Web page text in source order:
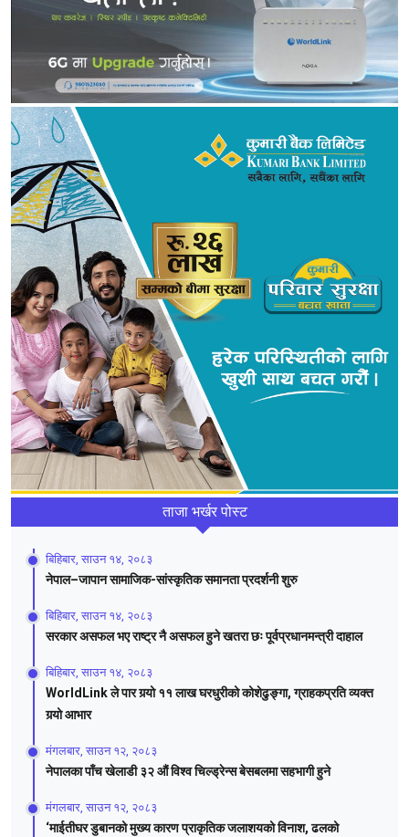
ताजा भर्खर पोस्ट
बिहिबार, साउन १४, २०८३
नेपाल–जापान सामाजिक-सांस्कृतिक समानता प्रदर्शनी शुरु
बिहिबार, साउन १४, २०८३
सरकार असफल भए राष्ट्र नै असफल हुने खतरा छः पूर्वप्रधानमन्त्री दाहाल
बिहिबार, साउन १४, २०८३
WorldLink ले पार गर्‍यो ११ लाख घरधुरीको कोशेढुङ्गा, ग्राहकप्रति व्यक्त
गर्‍यो आभार
मंगलबार, साउन १२, २०८३
नेपालका पाँच खेलाडी ३२ औं विश्व चिल्ड्रेन्स बेसबलमा सहभागी हुने
मंगलबार, साउन १२, २०८३
‘माईतीघर डुबानको मुख्य कारण प्राकृतिक जलाशयको विनाश, ढलको